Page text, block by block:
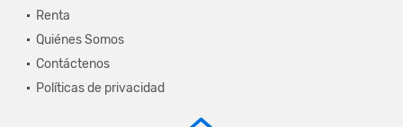
Renta
Quiénes Somos
Contáctenos
Políticas de privacidad